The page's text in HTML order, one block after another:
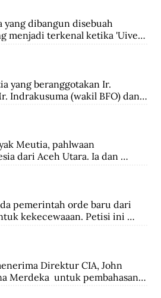
di Solo, lalu ke AMS di
mengambil jurusan Teknik Sipil
te Bandoeng (sekarang
yang dibangun disebuah
menjadi terkenal ketika 'Uiver',
DC-2 yang sedang dicoba
dari London ke Sydney
mengisi bahan bakar.
yang beranggotakan Ir.
Indrakusuma (wakil BFO) dan
membuat perjanjian
alih pijaman-pinjaman
berjumlah 4.300 juta
Meutia, pahlwaan
dari Aceh Utara. Ia dan
perlawanan dengan
pos kolonial di wilaya Gayo
pemerintah orde baru dari
kekecewaaan. Petisi ini
yang dilakukan
yang besar.
Direktur CIA, John
Merdeka  untuk pembahasan